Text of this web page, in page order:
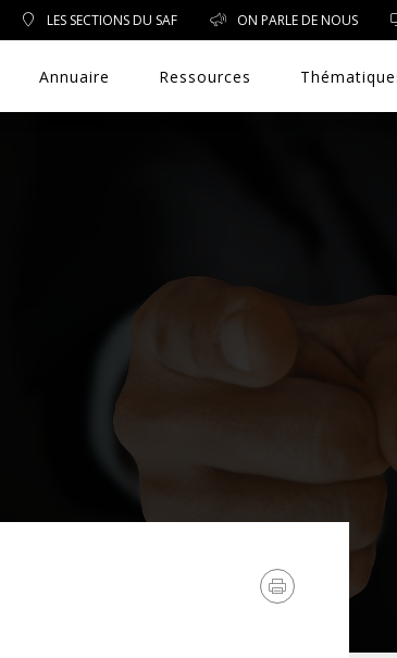
LES SECTIONS DU SAF ON PARLE DE NOUS
Annuaire Ressources
EVÈNEMENTS